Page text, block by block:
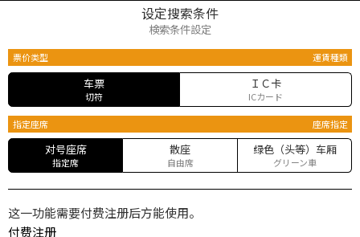
设定搜索条件
検索条件設定
票价类型 運賃種類
车票
切符
ＩＣ卡
ICカード
指定座席 座席指定
对号座席
指定席
散座
自由席
绿色（头等）车厢
グリーン車
这一功能需要付费注册后方能使用。
付费注册